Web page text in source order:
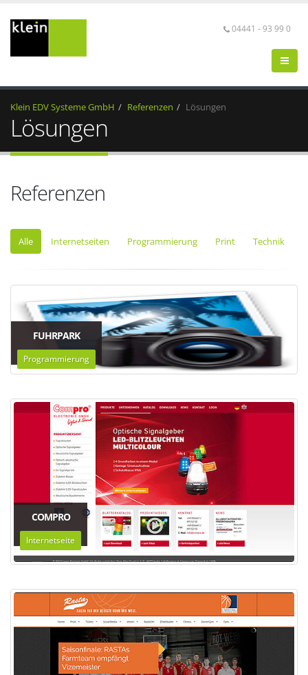
04441 - 93 99 0
Klein EDV Systeme GmbH Referenzen Lösungen
Lösungen
Referenzen
Alle Internetseiten Programmierung Print Technik
FUHRPARK
Programmierung
COMPRO
Internetseite